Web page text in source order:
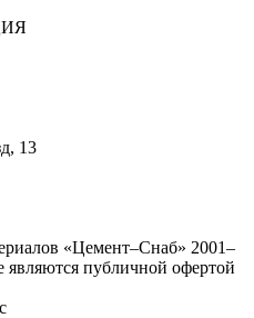
13
«Цемент–Снаб» 2001–
являются публичной офертой